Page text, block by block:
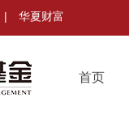
| 华夏财富
首页